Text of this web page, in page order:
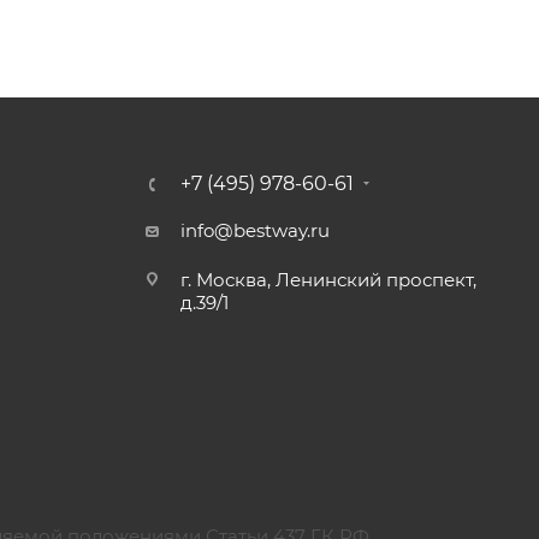
+7 (495) 978-60-61
info@bestway.ru
г. Москва, Ленинский проспект,
д.39/1